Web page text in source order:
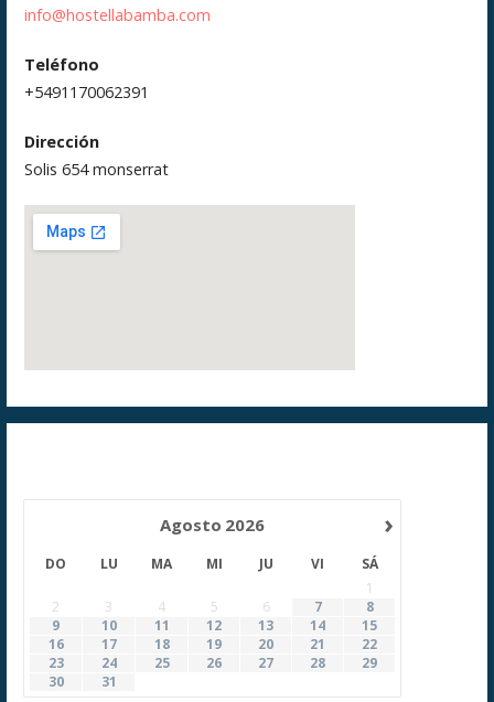
info@hostellabamba.com
Teléfono
+5491170062391
Dirección
Solis 654 monserrat
›
Agosto 2026
DO LU MA MI JU VI
SÁ
1
2
3 4 5 6 7
8
9
10 11 12 13 14
15
16
17 18 19 20 21
22
23
24 25 26 27 28
29
30
31